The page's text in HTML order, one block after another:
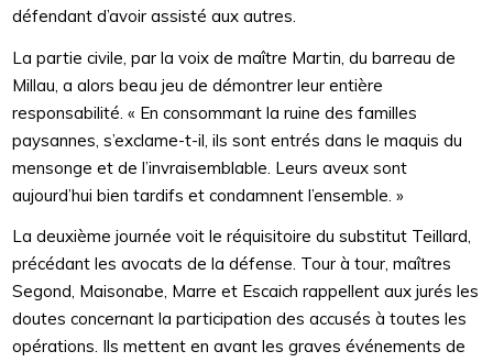
défendant d’avoir assisté aux autres.
La partie civile, par la voix de maître Martin, du barreau de
Millau, a alors beau jeu de démontrer leur entière
responsabilité. « En consommant la ruine des familles
paysannes, s’exclame-t-il, ils sont entrés dans le maquis du
mensonge et de l’invraisemblable. Leurs aveux sont
aujourd’hui bien tardifs et condamnent l’ensemble. »
La deuxième journée voit le réquisitoire du substitut Teillard,
précédant les avocats de la défense. Tour à tour, maîtres
Segond, Maisonabe, Marre et Escaich rappellent aux jurés les
doutes concernant la participation des accusés à toutes les
opérations. Ils mettent en avant les graves événements de